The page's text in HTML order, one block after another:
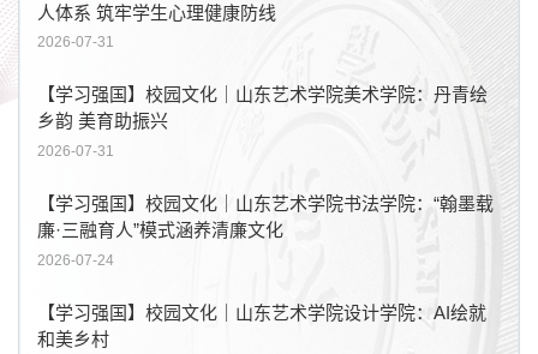
人体系 筑牢学生心理健康防线
2026-07-31
【学习强国】校园文化｜山东艺术学院美术学院：丹青绘
乡韵 美育助振兴
2026-07-31
【学习强国】校园文化｜山东艺术学院书法学院：“翰墨载
廉·三融育人”模式涵养清廉文化
2026-07-24
【学习强国】校园文化｜山东艺术学院设计学院：AI绘就
和美乡村